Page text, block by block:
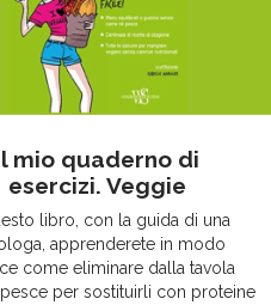
mio quaderno di
esercizi. Veggie
libro, con la guida di una
apprenderete in modo
come eliminare dalla tavola
per sostituirli con proteine